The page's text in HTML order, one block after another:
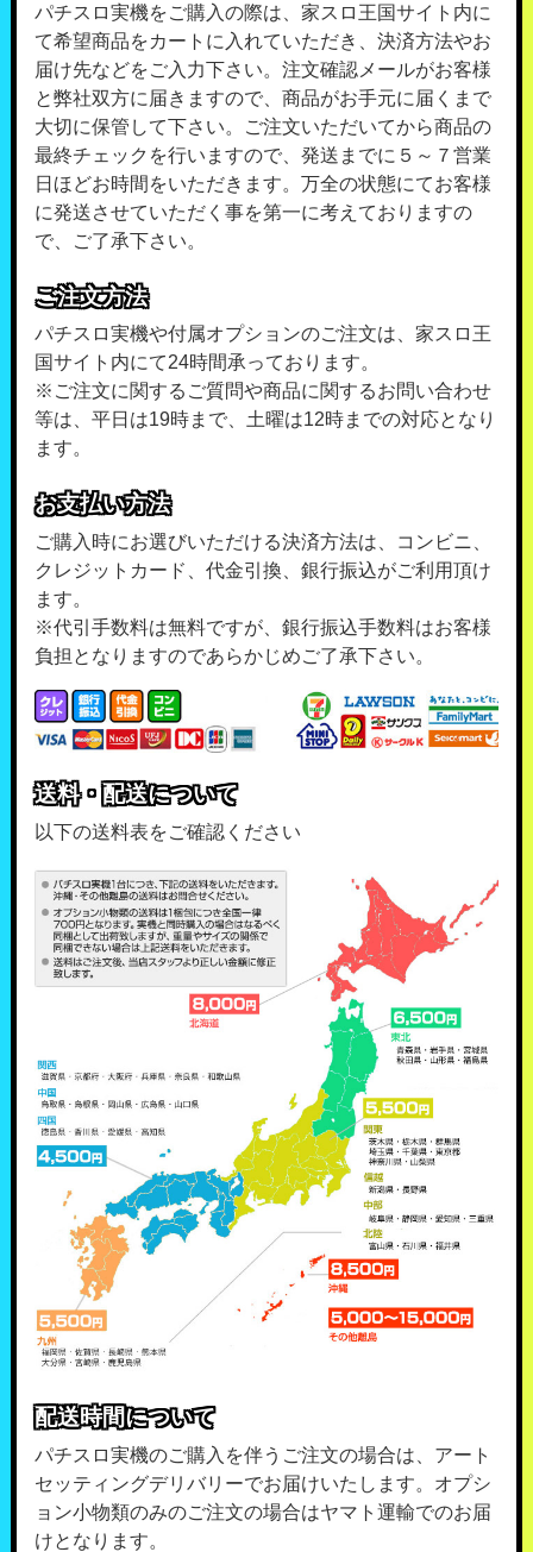
パチスロ実機をご購入の際は、家スロ王国サイト内に
て希望商品をカートに入れていただき、決済方法やお
届け先などをご入力下さい。注文確認メールがお客様
と弊社双方に届きますので、商品がお手元に届くまで
大切に保管して下さい。ご注文いただいてから商品の
最終チェックを行いますので、発送までに５～７営業
日ほどお時間をいただきます。万全の状態にてお客様
に発送させていただく事を第一に考えておりますの
で、ご了承下さい。
ご注文方法
パチスロ実機や付属オプションのご注文は、家スロ王
国サイト内にて24時間承っております。
※ご注文に関するご質問や商品に関するお問い合わせ
等は、平日は19時まで、土曜は12時までの対応となり
ます。
お支払い方法
ご購入時にお選びいただける決済方法は、コンビニ、
クレジットカード、代金引換、銀行振込がご利用頂け
ます。
※代引手数料は無料ですが、銀行振込手数料はお客様
負担となりますのであらかじめご了承下さい。
送料・配送について
以下の送料表をご確認ください
配送時間について
パチスロ実機のご購入を伴うご注文の場合は、アート
セッティングデリバリーでお届けいたします。オプシ
ョン小物類のみのご注文の場合はヤマト運輸でのお届
けとなります。